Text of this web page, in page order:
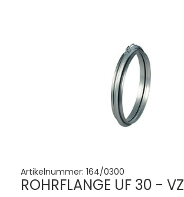
Artikelnummer: 164/0300
ROHRFLANGE UF 30 - VZ